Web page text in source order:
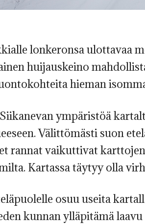
lonkeronsa ulottavaa
huijauskeino
hieman
ympäristöä
Välittömästi suon
rannat vaikuttivat
Kartassa täytyy olla
osuu useita
kunnan ylläpitämä laavu